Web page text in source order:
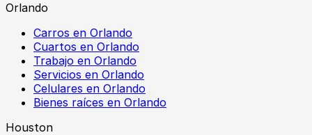
Orlando
Carros en Orlando
Cuartos en Orlando
Trabajo en Orlando
Servicios en Orlando
Celulares en Orlando
Bienes raíces en Orlando
Houston